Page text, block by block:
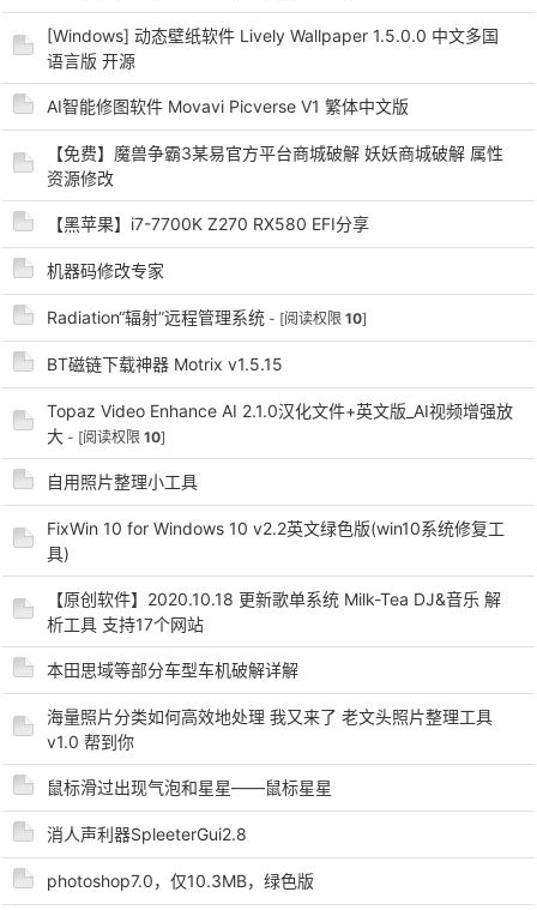
po
cn
[Windows] 动态壁纸软件 Lively Wallpaper 1.5.0.0 中文多国
语言版 开源
AI智能修图软件 Movavi Picverse V1 繁体中文版
【免费】魔兽争霸3某易官方平台商城破解 妖妖商城破解 属性
资源修改
【黑苹果】i7-7700K Z270 RX580 EFI分享
机器码修改专家
Radiation“辐射”远程管理系统 - [阅读权限 10]
BT磁链下载神器 Motrix v1.5.15
Topaz Video Enhance AI 2.1.0汉化文件+英文版_AI视频增强放
大 - [阅读权限 10]
自用照片整理小工具
FixWin 10 for Windows 10 v2.2英文绿色版(win10系统修复工
具)
【原创软件】2020.10.18 更新歌单系统 Milk-Tea DJ&音乐 解
析工具 支持17个网站
本田思域等部分车型车机破解详解
海量照片分类如何高效地处理 我又来了 老文头照片整理工具
v1.0 帮到你
鼠标滑过出现气泡和星星——鼠标星星
消人声利器SpleeterGui2.8
photoshop7.0，仅10.3MB，绿色版